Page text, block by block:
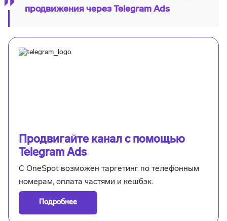
продвижения через Telegram Ads
Продвигайте канал с помощью
Telegram Ads
С OneSpot возможен таргетинг по телефонным
номерам, оплата частями и кешбэк.
Подробнее